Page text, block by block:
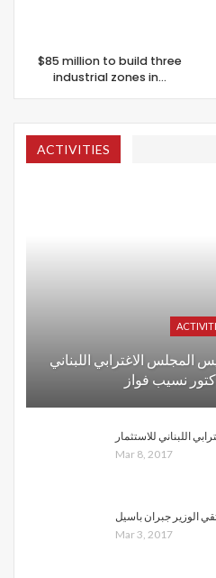
$85 million to build three
industrial zones in…
ACTIVITIES
الاغترابي اللبناني
نسيب فواز
اللبناني للاستثمار
Mar 8, 2017
الوزير جبران باسيل
Mar 3, 2017